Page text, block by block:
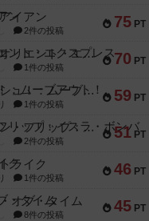
75 PT
イアン
2件の投稿
70 PT
トランスオリエント・エクスプレス
1件の投稿
59 PT
アンブッシュ！：ムーブアウト！
1件の投稿
51 PT
キャプテン・フリップ：イスラ・ボンバ
2件の投稿
46 PT
ライク
1件の投稿
45 PT
オブ・タイム
8件の投稿